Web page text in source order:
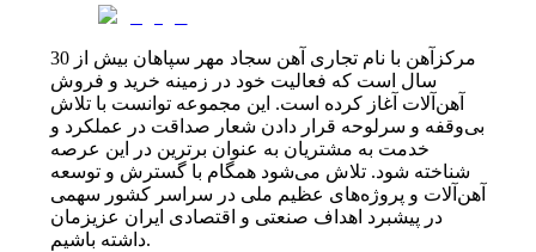
مرکزآهن با نام تجاری آهن سجاد مهر سپاهان بیش از 30
سال است که فعالیت خود در زمینه خرید و فروش
آهن‌آلات آغاز کرده است. این مجموعه توانست با تلاش
بی‌وقفه و سرلوحه قرار دادن شعار صداقت در عملکرد و
خدمت به مشتریان به عنوان برترین در این عرصه
شناخته شود. تلاش می‌شود همگام با گسترش و توسعه
آهن‌آلات و پروژه‌های عظیم ملی در سراسر کشور سهمی
در پیشبرد اهداف صنعتی و اقتصادی ایران عزیزمان
داشته باشیم.